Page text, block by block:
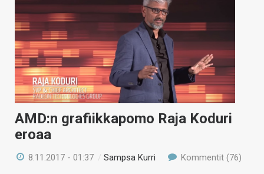
AMD:n grafiikkapomo Raja Koduri
eroaa
8.11.2017 - 01:37 /Sampsa Kurri Kommentit (76)